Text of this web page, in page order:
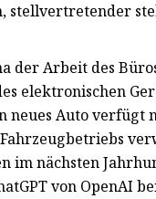
stellvertretender
der Arbeit des
elektronischen
neues Auto verfügt
im nächsten
von OpenAI